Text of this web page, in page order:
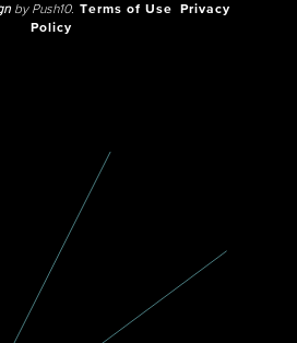
by Push10. Terms of Use
Privacy
Policy